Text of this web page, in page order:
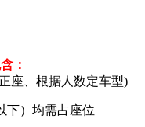
：
座、根据人数定车型)
下）均需占座位